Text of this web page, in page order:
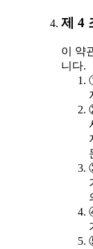
제 4
이 약
니다.